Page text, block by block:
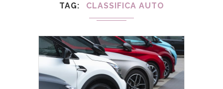
TAG CLASSIFICA AUTO